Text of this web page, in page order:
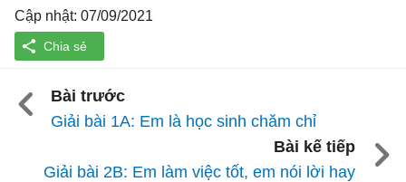
Cập nhật: 07/09/2021
Bài trước
Giải bài 1A: Em là học sinh chăm chỉ
Bài kế tiếp
Giải bài 2B: Em làm việc tốt, em nói lời hay